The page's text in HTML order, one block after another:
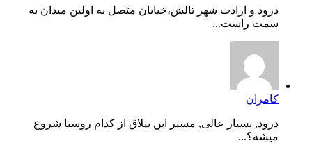
درود و ارادت شهر تالش،خیابان متصل به اولین میدان به
سمت راست...
کامران
درود, بسیار عالی, مسیر این ییلاق از کدام روستا شروع
میشه؟...